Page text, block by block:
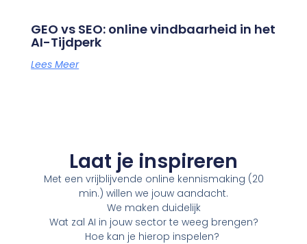
GEO vs SEO: online vindbaarheid in het
AI-Tijdperk
Lees Meer
Laat je inspireren
Met een vrijblijvende online kennismaking (20
min.) willen we jouw aandacht.
We maken duidelijk
Wat zal AI in jouw sector te weeg brengen?
Hoe kan je hierop inspelen?